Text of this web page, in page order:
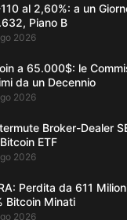
al 2,60%: a un
Piano B
2026
a 65.000$: le
da un Decennio
2026
Broker-Dealer
ETF
2026
Perdita da 611
Bitcoin Minati
2026